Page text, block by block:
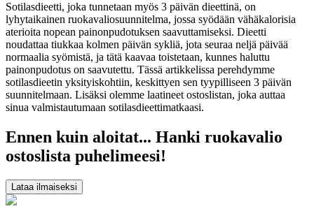
Sotilasdieetti, joka tunnetaan myös 3 päivän dieettinä, on
lyhytaikainen ruokavaliosuunnitelma, jossa syödään vähäkalorisia
aterioita nopean painonpudotuksen saavuttamiseksi. Dieetti
noudattaa tiukkaa kolmen päivän sykliä, jota seuraa neljä päivää
normaalia syömistä, ja tätä kaavaa toistetaan, kunnes haluttu
painonpudotus on saavutettu. Tässä artikkelissa perehdymme
sotilasdieetin yksityiskohtiin, keskittyen sen tyypilliseen 3 päivän
suunnitelmaan. Lisäksi olemme laatineet ostoslistan, joka auttaa
sinua valmistautumaan sotilasdieettimatkaasi.
Ennen kuin aloitat... Hanki ruokavalio
ostoslista puhelimeesi!
Lataa ilmaiseksi